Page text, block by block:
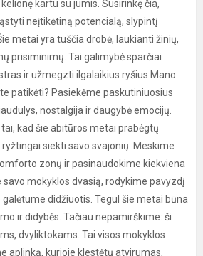
kartu su jumis. Susirinkę čia,
neįtikėtiną potencialą, slypintį
metai yra tuščia drobė, laukianti žinių,
prisiminimų. Tai galimybė sparčiai
ir užmegzti ilgalaikius ryšius Mano
patikėti? Pasiekėme paskutiniuosius
nostalgija ir daugybė emocijų.
kad šie abitūros metai prabėgtų
siekti savo svajonių. Meskime
zonų ir pasinaudokime kiekviena
mokyklos dvasią, rodykime pavyzdį
galėtume didžiuotis. Tegul šie metai būna
ir didybės. Tačiau nepamirškime: ši
dvyliktokams. Tai visos mokyklos
aplinką, kurioje klestėtų atvirumas,